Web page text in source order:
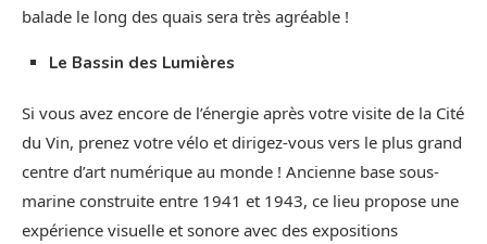
balade le long des quais sera très agréable !
Le Bassin des Lumières
Si vous avez encore de l’énergie après votre visite de la Cité
du Vin, prenez votre vélo et dirigez-vous vers le plus grand
centre d’art numérique au monde ! Ancienne base sous-
marine construite entre 1941 et 1943, ce lieu propose une
expérience visuelle et sonore avec des expositions